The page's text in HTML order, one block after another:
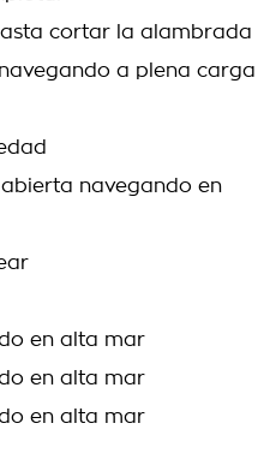
cortar la alambrada
a plena carga
navegando en
en alta mar
en alta mar
en alta mar